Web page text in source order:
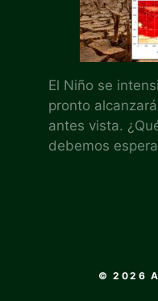
El Niño se
pronto
antes vista.
debemos
© 2026